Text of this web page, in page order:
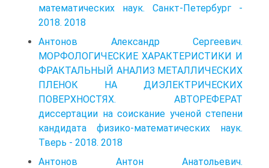
математических наук. Санкт-Петербург -
2018. 2018
Антонов Александр Сергеевич.
МОРФОЛОГИЧЕСКИЕ ХАРАКТЕРИСТИКИ И
ФРАКТАЛЬНЫЙ АНАЛИЗ МЕТАЛЛИЧЕСКИХ
ПЛЕНОК НА ДИЭЛЕКТРИЧЕСКИХ
ПОВЕРХНОСТЯХ. АВТОРЕФЕРАТ
диссертации на соискание ученой степени
кандидата физико-математических наук.
Тверь - 2018. 2018
Антонов Антон Анатольевич.